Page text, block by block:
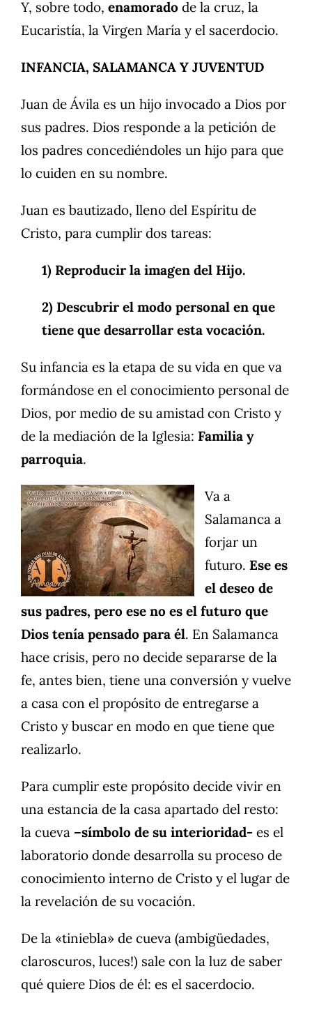
Y, sobre todo, enamorado de la cruz, la
Eucaristía, la Virgen María y el sacerdocio.
INFANCIA, SALAMANCA Y JUVENTUD
Juan de Ávila es un hijo invocado a Dios por
sus padres. Dios responde a la petición de
los padres concediéndoles un hijo para que
lo cuiden en su nombre.
Juan es bautizado, lleno del Espíritu de
Cristo, para cumplir dos tareas:
1) Reproducir la imagen del Hijo.
2) Descubrir el modo personal en que
tiene que desarrollar esta vocación.
Su infancia es la etapa de su vida en que va
formándose en el conocimiento personal de
Dios, por medio de su amistad con Cristo y
de la mediación de la Iglesia: Familia y
parroquia.
Va a
Salamanca a
forjar un
futuro. Ese es
el deseo de
sus padres, pero ese no es el futuro que
Dios tenía pensado para él. En Salamanca
hace crisis, pero no decide separarse de la
fe, antes bien, tiene una conversión y vuelve
a casa con el propósito de entregarse a
Cristo y buscar en modo en que tiene que
realizarlo.
Para cumplir este propósito decide vivir en
una estancia de la casa apartado del resto:
la cueva –símbolo de su interioridad- es el
laboratorio donde desarrolla su proceso de
conocimiento interno de Cristo y el lugar de
la revelación de su vocación.
De la «tiniebla» de cueva (ambigüedades,
claroscuros, luces!) sale con la luz de saber
qué quiere Dios de él: es el sacerdocio.